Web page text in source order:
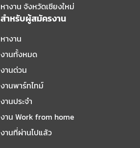
หางาน จังหวัดเชียงใหม่
สำหรับผู้สมัครงาน
หางาน
งานทั้งหมด
งานด่วน
งานพาร์ทไทม์
งานประจำ
งาน Work from home
งานที่ผ่านไปแล้ว